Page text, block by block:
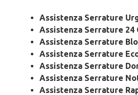
Assistenza Serrature
Assistenza Serrature 24
Assistenza Serrature
Assistenza Serrature
Assistenza Serrature
Assistenza Serrature
Assistenza Serrature